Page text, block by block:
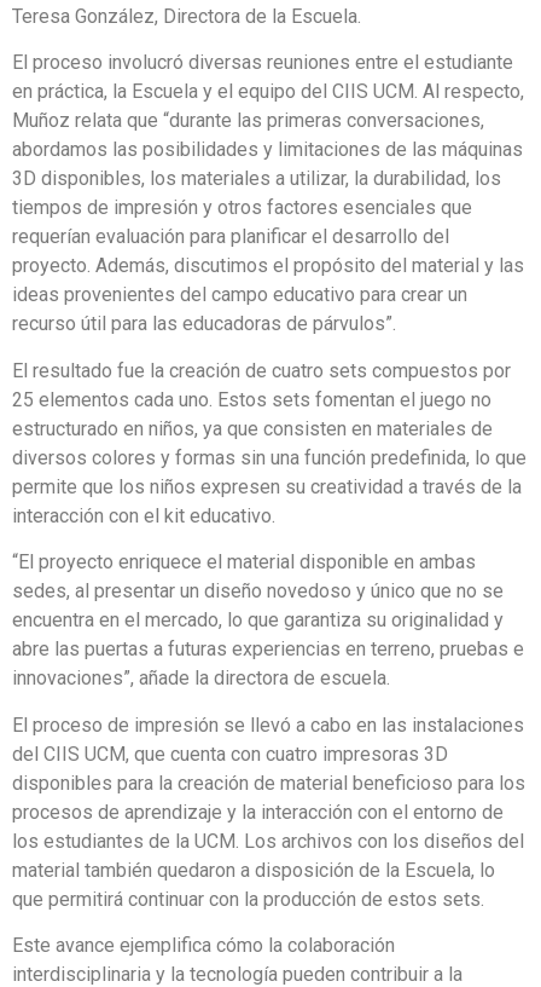
Teresa González, Directora de la Escuela.
El proceso involucró diversas reuniones entre el estudiante
en práctica, la Escuela y el equipo del CIIS UCM. Al respecto,
Muñoz relata que “durante las primeras conversaciones,
abordamos las posibilidades y limitaciones de las máquinas
3D disponibles, los materiales a utilizar, la durabilidad, los
tiempos de impresión y otros factores esenciales que
requerían evaluación para planificar el desarrollo del
proyecto. Además, discutimos el propósito del material y las
ideas provenientes del campo educativo para crear un
recurso útil para las educadoras de párvulos”.
El resultado fue la creación de cuatro sets compuestos por
25 elementos cada uno. Estos sets fomentan el juego no
estructurado en niños, ya que consisten en materiales de
diversos colores y formas sin una función predefinida, lo que
permite que los niños expresen su creatividad a través de la
interacción con el kit educativo.
“El proyecto enriquece el material disponible en ambas
sedes, al presentar un diseño novedoso y único que no se
encuentra en el mercado, lo que garantiza su originalidad y
abre las puertas a futuras experiencias en terreno, pruebas e
innovaciones”, añade la directora de escuela.
El proceso de impresión se llevó a cabo en las instalaciones
del CIIS UCM, que cuenta con cuatro impresoras 3D
disponibles para la creación de material beneficioso para los
procesos de aprendizaje y la interacción con el entorno de
los estudiantes de la UCM. Los archivos con los diseños del
material también quedaron a disposición de la Escuela, lo
que permitirá continuar con la producción de estos sets.
Este avance ejemplifica cómo la colaboración
interdisciplinaria y la tecnología pueden contribuir a la